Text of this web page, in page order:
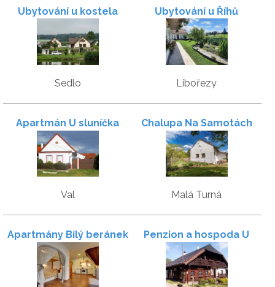
Ubytování u kostela
Sedlo
Ubytování u Říhů
Libořezy
Apartmán U sluníčka
Val
Chalupa Na Samotách
Malá Turná
Apartmány Bílý beránek
Penzion a hospoda U
Němečků